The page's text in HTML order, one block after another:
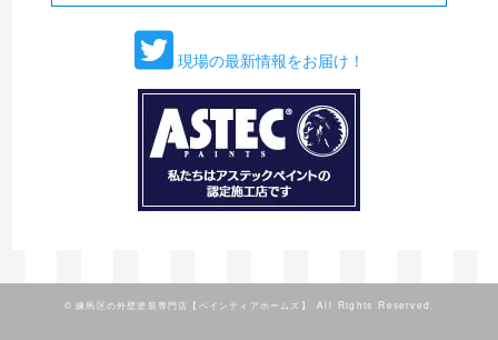
現場の最新情報をお届け！
©練馬区の外壁塗装専門店【ペインティアホームズ】 All Rights Reserved.